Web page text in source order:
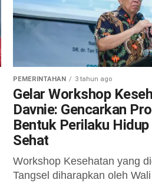
PEMERINTAHAN 3 tahun ago
Gelar Workshop
Davnie: Gencarkan
Bentuk Perilaku
Sehat
Workshop Kesehatan yang
Tangsel diharapkan oleh